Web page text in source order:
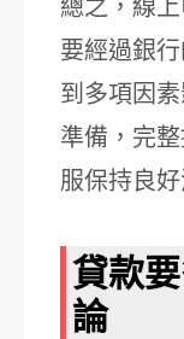
總之，線
要經過銀
到多項因
準備，完
服保持良
貸款
論